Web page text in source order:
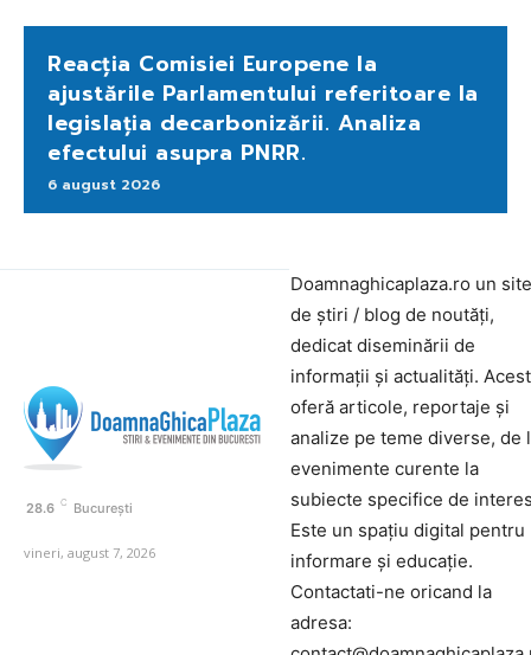
Reacția Comisiei Europene la
ajustările Parlamentului referitoare la
legislația decarbonizării. Analiza
efectului asupra PNRR.
6 august 2026
28.6 C București
vineri, august 7, 2026
Doamnaghicaplaza.ro un site
de știri / blog de noutăți,
dedicat diseminării de
informații și actualități.
oferă articole, reportaje și
analize pe teme diverse, de
evenimente curente la
subiecte specifice de
Este un spațiu digital pentru
informare și educație.
Contactati-ne oricand la
adresa: